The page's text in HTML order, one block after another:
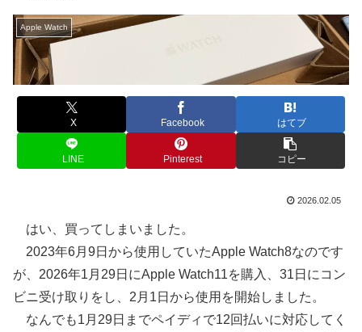
Apple Watch
X Facebook はてブ
LINE Pinterest コピー
2026.02.05
はい、買ってしまいました。
2023年6月9日から使用していたApple Watch8なのです
が、2026年1月29日にApple Watch11を購入、31日にコン
ビニ受け取りをし、2月1日から使用を開始しました。
なんでも1月29日までペイディで12回払いに対応してく